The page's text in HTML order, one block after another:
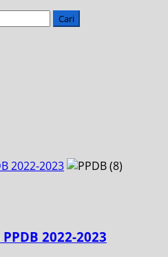
2022-2023
2022-2023